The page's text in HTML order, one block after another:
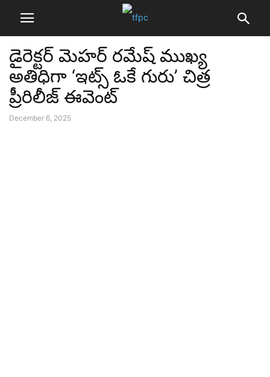
డైరెక్టర్ మెహర్ రమేష్ ముఖ్య
అతిధిగా ‘ఇట్స్‌ ఓకే గురు’ చిత్ర
ప్రీరిలీజ్ ఈవెంట్
December 6, 2025